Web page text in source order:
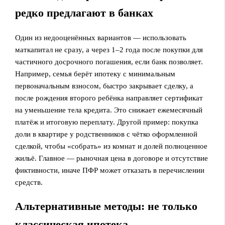
редко предлагают в банках
Один из недооценённых вариантов — использовать
маткапитал не сразу, а через 1–2 года после покупки для
частичного досрочного погашения, если банк позволяет.
Например, семья берёт ипотеку с минимальным
первоначальным взносом, быстро закрывает сделку, а
после рождения второго ребёнка направляет сертификат
на уменьшение тела кредита. Это снижает ежемесячный
платёж и итоговую переплату. Другой пример: покупка
доли в квартире у родственников с чётко оформленной
сделкой, чтобы «собрать» из комнат и долей полноценное
жильё. Главное — рыночная цена в договоре и отсутствие
фиктивности, иначе ПФР может отказать в перечислении
средств.
Альтернативные методы: не только